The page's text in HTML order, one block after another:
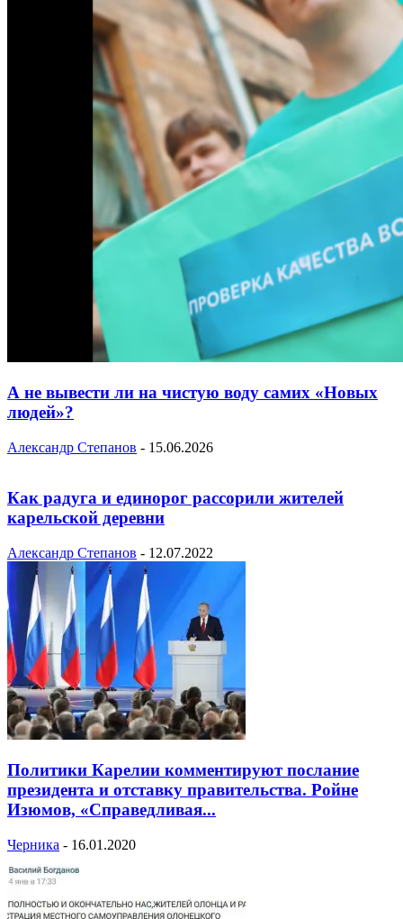
А не вывести ли на чистую воду самих «Новых
людей»?
Александр Степанов - 15.06.2026
Как радуга и единорог рассорили жителей
карельской деревни
Александр Степанов - 12.07.2022
Политики Карелии комментируют послание
президента и отставку правительства. Ройне
Изюмов, «Справедливая...
Черника - 16.01.2020